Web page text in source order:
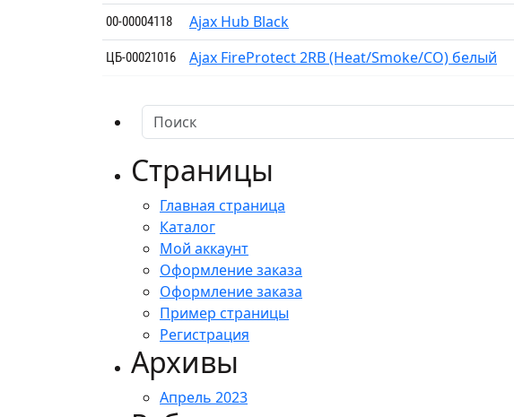
00-00004118 Ajax Hub Black
ЦБ-00021016 Ajax FireProtect 2RB (Heat/Smoke/CO) белый
Страницы
Главная страница
Каталог
Мой аккаунт
Оформление заказа
Оформление заказа
Пример страницы
Регистрация
Архивы
Апрель 2023